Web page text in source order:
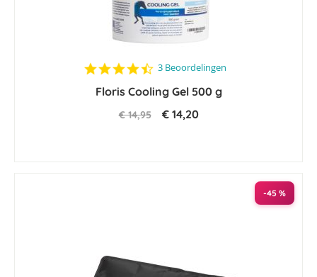
4.3
rating
3 Beoordelingen
Floris Cooling Gel 500 g
€ 14,95 € 14,20
-45 %